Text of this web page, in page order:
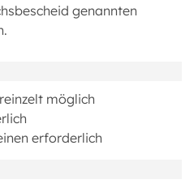
genannten
möglich
erforderlich